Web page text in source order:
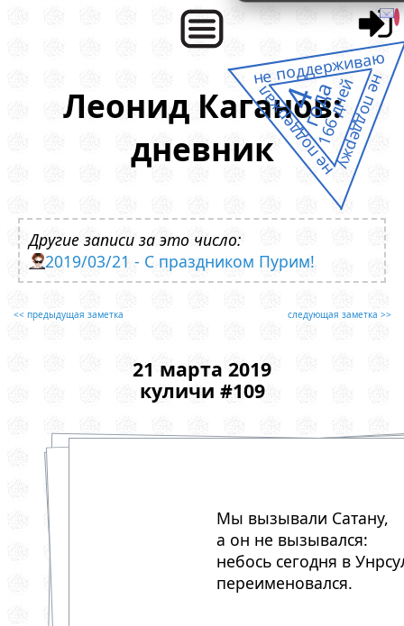
Леонид Каганов:
дневник
Другие записи за это число:
2019/03/21 - С праздником Пурим!
<< предыдущая заметка следующая заметка >>
21 марта 2019
куличи #109
Мы вызывали Сатану,
а он не вызывался:
небось сегодня в
переименовался.
не поддержал
не поддерживаю
не поддержу
4
года
166 дней